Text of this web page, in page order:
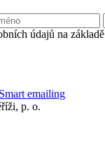
údajů na základě
Smart emailing
p. o.